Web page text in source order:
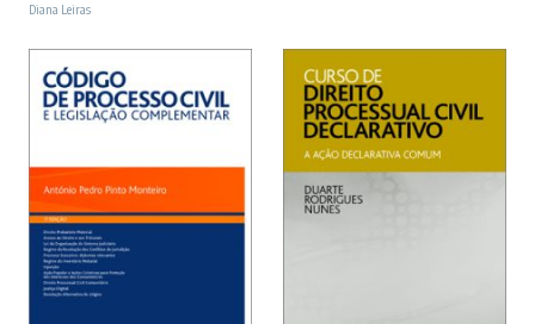
era:
13,90 €.12,51 €.
Diana Leiras
35,90 €.32,31 €.